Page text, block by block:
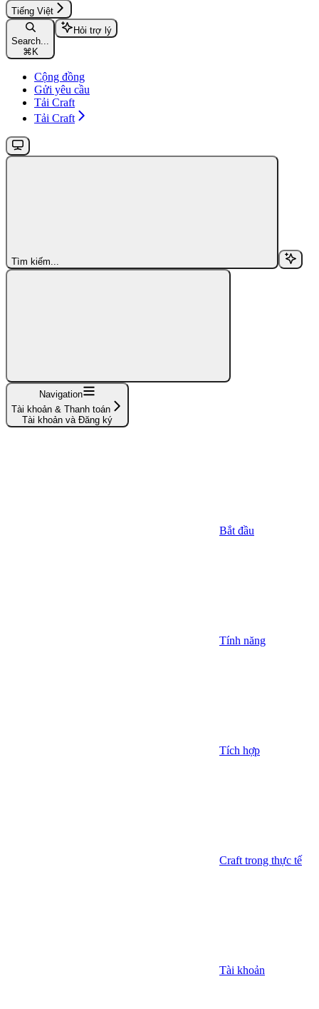
Tiếng Việt
Search...
⌘K
Hỏi trợ lý
Cộng đồng
Gửi yêu cầu
Tải Craft
Tải Craft
Tìm kiếm...
Navigation
Tài khoản & Thanh toán
Tài khoản và Đăng ký
Bắt đầu
Tính năng
Tích hợp
Craft trong thực tế
Tài khoản